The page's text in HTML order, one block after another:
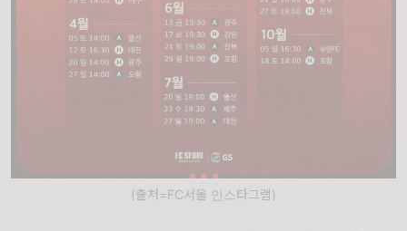
(출처=FC서울 인스타그램)